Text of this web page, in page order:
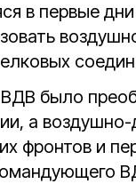
в первые
ВДВ было
а воздушно-
фронтов и